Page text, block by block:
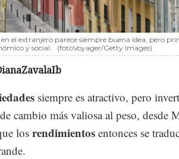
el extranjero parece siempre buena idea, pero
y social.
(fotoVoyager/Getty Images)
siempre es atractivo, pero
cambio más valiosa al peso, desde
los rendimientos entonces se